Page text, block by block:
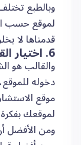
وبالطبع
لموقع حسب
قدمناها لا
6. اختيار القالب المناسب
والقالب هو
دخوله
موقع
لموقعك
ومن الأفضل